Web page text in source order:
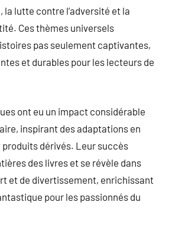
la lutte contre l’adversité et la
Ces thèmes universels
pas seulement captivantes,
et durables pour les lecteurs de
ont eu un impact considérable
inspirant des adaptations en
dérivés. Leur succès
des livres et se révèle dans
et de divertissement, enrichissant
pour les passionnés du